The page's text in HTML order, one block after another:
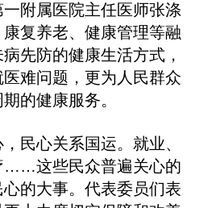
附属医院主任医师张涤
复养老、健康管理等融
先防的健康生活方式，
难问题，更为人民群众
的健康服务。
心关系国运。就业、
……这些民众普遍关心的
的大事。代表委员们表